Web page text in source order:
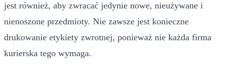
jest również, aby zwracać jedynie nowe, nieużywane i
nienoszone przedmioty. Nie zawsze jest konieczne
drukowanie etykiety zwrotnej, ponieważ nie każda firma
kurierska tego wymaga.